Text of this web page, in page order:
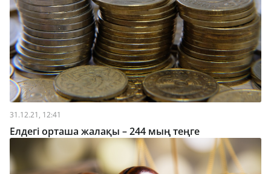
31.12.21, 12:41
Елдегі орташа жалақы – 244 мың теңге